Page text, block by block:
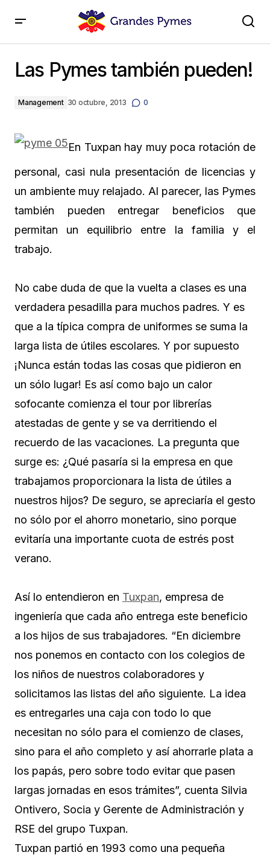
Las Pymes también pueden!
Management 30 octubre, 2013 0
En Tuxpan hay muy poca rotación de
personal, casi nula presentación de licencias y
un ambiente muy relajado. Al parecer, las Pymes
también pueden entregar beneficios que
permitan un equilibrio entre la familia y el
trabajo.
No cabe duda de que la vuelta a clases es una
verdadera pesadilla para muchos padres. Y es
que a la típica compra de uniformes se suma la
larga lista de útiles escolares. Y por supuesto
¡Nunca están todas las cosas que pidieron en
un sólo lugar! Es así como bajo un calor
sofocante comienza el tour por librerías
atestadas de gente y se va derritiendo el
recuerdo de las vacaciones. La pregunta que
surge es: ¿Qué pasaría si la empresa en que
trabajamos proporcionara la lista de útiles a
nuestros hijos? De seguro, se apreciaría el gesto
no sólo por el ahorro monetario, sino porque
evitaría una importante cuota de estrés post
verano.
Así lo entendieron en Tuxpan, empresa de
ingeniería que cada año entrega este beneficio
a los hijos de sus trabajadores. “En diciembre
nos ponemos en contacto con los colegios de
los niños de nuestros colaboradores y
solicitamos las listas del año siguiente. La idea
es entregarles una caja con todo lo que
necesitan no sólo para el comienzo de clases,
sino para el año completo y así ahorrarle plata a
los papás, pero sobre todo evitar que pasen
largas jornadas en esos trámites”, cuenta Silvia
Ontivero, Socia y Gerente de Administración y
RSE del grupo Tuxpan.
Tuxpan partió en 1993 como una pequeña